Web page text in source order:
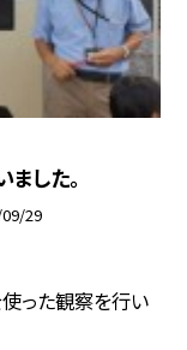
した。
29
った観察を行い